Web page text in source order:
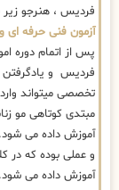
فردیس ، هنرجو زیر
آزمون فنی حرفه ای
پس از اتمام دوره
فردیس و
تخصصی میتواند
مبتدی کوتاهی مو
آموزش داده می
و عملی بوده که در
آموزش داده می شود.